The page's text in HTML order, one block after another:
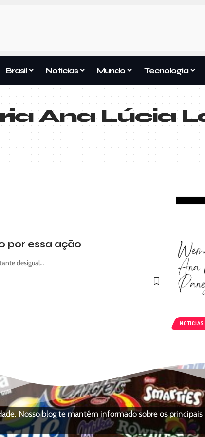
Brasil Noticias Mundo Tecnologia
Ana Lúcia
NOTICIAS
por essa ação
desigual…
Nosso blog te mantém informado sobre os